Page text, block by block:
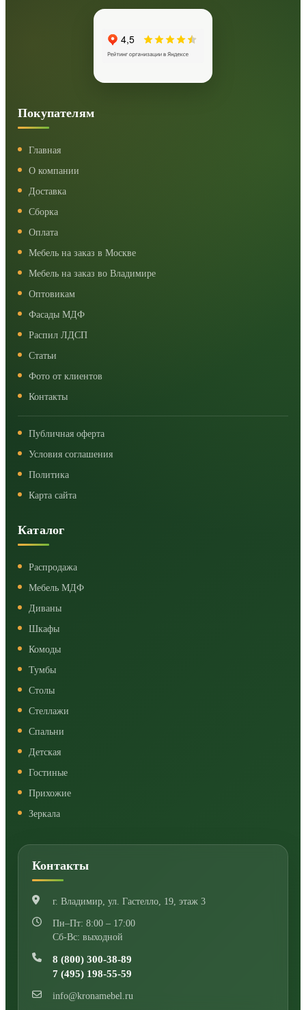
Покупателям
Главная
О компании
Доставка
Сборка
Оплата
Мебель на заказ в Москве
Мебель на заказ во Владимире
Оптовикам
Фасады МДФ
Распил ЛДСП
Статьи
Фото от клиентов
Контакты
Публичная оферта
Условия соглашения
Политика
Карта сайта
Каталог
Распродажа
Мебель МДФ
Диваны
Шкафы
Комоды
Тумбы
Столы
Стеллажи
Спальни
Детская
Гостиные
Прихожие
Зеркала
Контакты
г. Владимир, ул. Гастелло, 19, этаж 3
Пн–Пт: 8:00 – 17:00
Сб-Вс: выходной
8 (800) 300-38-89
7 (495) 198-55-59
info@kronamebel.ru